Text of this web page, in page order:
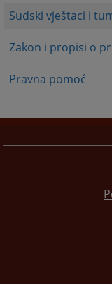
Sudski vještaci i
Zakon i propisi o
Pravna pomoć